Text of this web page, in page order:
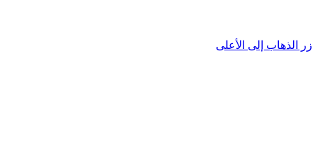
زر الذهاب إلى الأعلى